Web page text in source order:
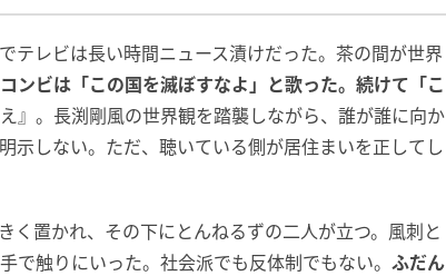
テレビは長い時間ニュース漬けだった。茶の間が世界
コンビは「この国を滅ぼすなよ」と歌った。続けて「こ
』。長渕剛風の世界観を踏襲しながら、誰が誰に向か
示しない。ただ、聴いている側が居住まいを正してし
く置かれ、その下にとんねるずの二人が立つ。風刺と
で触りにいった。社会派でも反体制でもない。 ふだん